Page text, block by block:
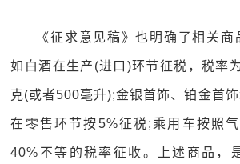
《征求意见稿》也明确了相关商
如白酒在生产(进口)环节征税，税率
克(或者500毫升);金银首饰、铂金首
在零售环节按5%征税;乘用车按照
40%不等的税率征收。上述商品，